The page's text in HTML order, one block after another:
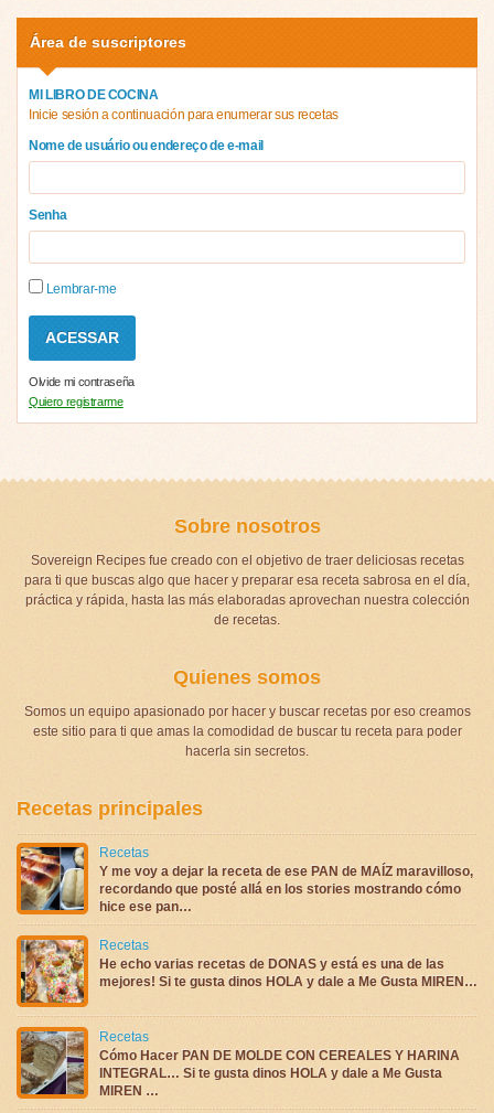
Área de suscriptores
MI LIBRO DE COCINA
Inicie sesión a continuación para enumerar sus recetas
Nome de usuário ou endereço de e-mail
Senha
Lembrar-me
Olvide mi contraseña
Quiero registrarme
Sobre nosotros
Sovereign Recipes fue creado con el objetivo de traer deliciosas recetas
para ti que buscas algo que hacer y preparar esa receta sabrosa en el día,
práctica y rápida, hasta las más elaboradas aprovechan nuestra colección
de recetas.
Quienes somos
Somos un equipo apasionado por hacer y buscar recetas por eso creamos
este sitio para ti que amas la comodidad de buscar tu receta para poder
hacerla sin secretos.
Recetas principales
Recetas
Y me voy a dejar la receta de ese PAN de MAÍZ maravilloso,
recordando que posté allá en los stories mostrando cómo
hice ese pan…
Recetas
He echo varias recetas de DONAS y está es una de las
mejores! Si te gusta dinos HOLA y dale a Me Gusta MIREN…
Recetas
Cómo Hacer PAN DE MOLDE CON CEREALES Y HARINA
INTEGRAL… Si te gusta dinos HOLA y dale a Me Gusta
MIREN …